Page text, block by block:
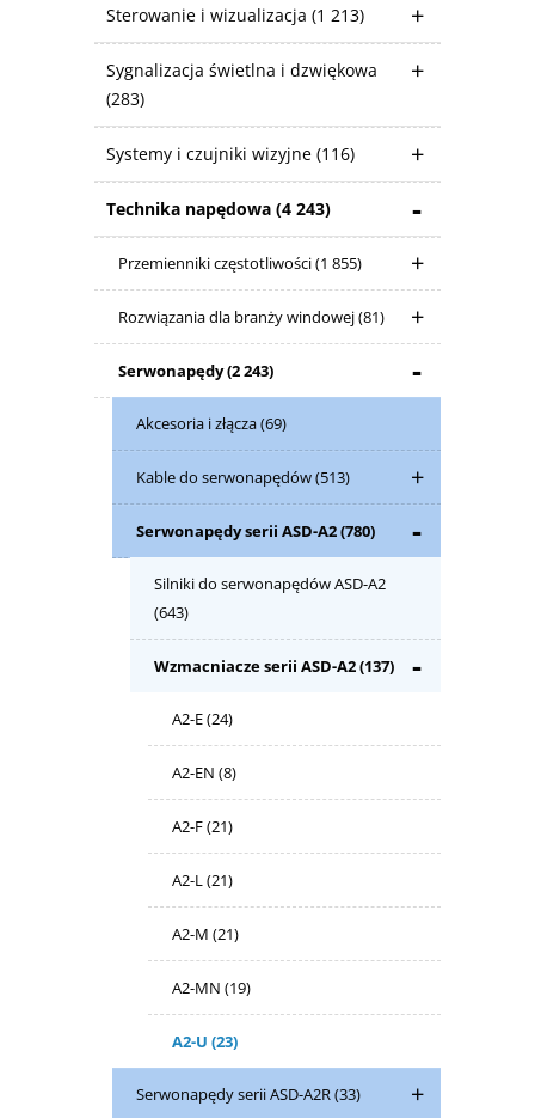
Sterowanie i wizualizacja (1 213)
Sygnalizacja świetlna i dzwiękowa
(283)
Systemy i czujniki wizyjne (116)
Technika napędowa (4 243)
Przemienniki częstotliwości(1 855)
Rozwiązania dla branży windowej(81)
Serwonapędy(2 243)
Akcesoria i złącza(69)
Kable do serwonapędów(513)
Serwonapędy serii ASD-A2(780)
Silniki do serwonapędów ASD-A2
(643)
Wzmacniacze serii ASD-A2(137)
A2-E(24)
A2-EN (8)
A2-F(21)
A2-L(21)
A2-M (21)
A2-MN (19)
A2-U (23)
Serwonapędy serii ASD-A2R(33)